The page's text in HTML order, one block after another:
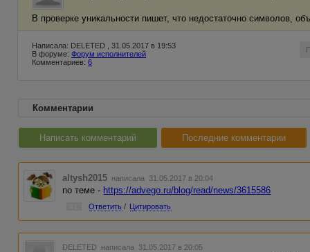
В проверке уникальности пишет, что недостаточно символов,
Написала: DELETED , 31.05.2017 в 19:53
В форуме: Форум исполнителей
Комментариев: 6
Комментарии
Написать комментарий Последние комментарии
altysh2015 написала 31.05.2017 в 20:04
по теме - https://advego.ru/blog/read/news/3615586
Ответить / Цитировать
DELETED написала 31.05.2017 в 20:05